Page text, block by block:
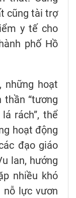
cũng tài trợ
y tế cho
phố Hồ
những hoạt
thần “tương
rách”, thể
hoạt động
đạo giáo
lan, hướng
nhiều khó
nỗ lực vươn